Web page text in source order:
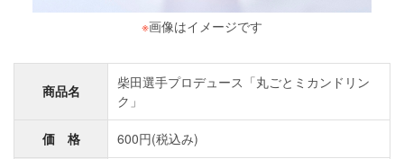
※画像はイメージです
商品名
柴田選手プロデュース「丸ごとミカンドリン
ク」
価 格 600円(税込み)